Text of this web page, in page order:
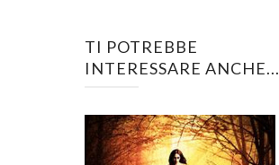
TI POTREBBE
INTERESSARE ANCHE...